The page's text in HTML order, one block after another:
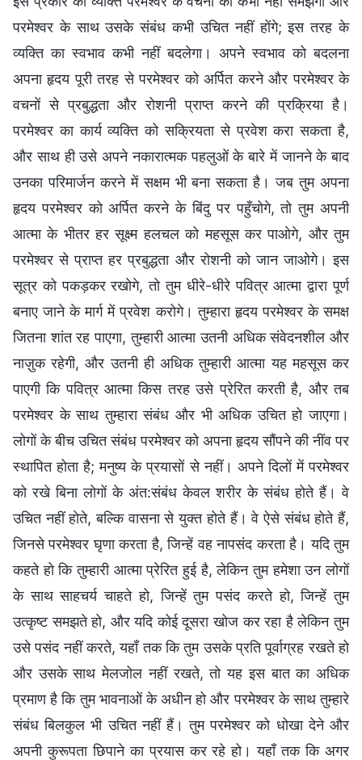
परमेश्वर के साथ उसके संबंध कभी उचित नहीं होंगे; इस तरह के
व्यक्ति का स्वभाव कभी नहीं बदलेगा। अपने स्वभाव को बदलना
अपना हृदय पूरी तरह से परमेश्वर को अर्पित करने और परमेश्वर के
वचनों से प्रबुद्धता और रोशनी प्राप्त करने की प्रक्रिया है।
परमेश्वर का कार्य व्यक्ति को सक्रियता से प्रवेश करा सकता है,
और साथ ही उसे अपने नकारात्मक पहलुओं के बारे में जानने के बाद
उनका परिमार्जन करने में सक्षम भी बना सकता है। जब तुम अपना
हृदय परमेश्वर को अर्पित करने के बिंदु पर पहुँचोगे, तो तुम अपनी
आत्मा के भीतर हर सूक्ष्म हलचल को महसूस कर पाओगे, और तुम
परमेश्वर से प्राप्त हर प्रबुद्धता और रोशनी को जान जाओगे। इस
सूत्र को पकड़कर रखोगे, तो तुम धीरे-धीरे पवित्र आत्मा द्वारा पूर्ण
बनाए जाने के मार्ग में प्रवेश करोगे। तुम्हारा हृदय परमेश्वर के समक्ष
जितना शांत रह पाएगा, तुम्हारी आत्मा उतनी अधिक संवेदनशील और
नाज़ुक रहेगी, और उतनी ही अधिक तुम्हारी आत्मा यह महसूस कर
पाएगी कि पवित्र आत्मा किस तरह उसे प्रेरित करती है, और तब
परमेश्वर के साथ तुम्हारा संबंध और भी अधिक उचित हो जाएगा।
लोगों के बीच उचित संबंध परमेश्वर को अपना हृदय सौंपने की नींव पर
स्थापित होता है; मनुष्य के प्रयासों से नहीं। अपने दिलों में परमेश्वर
को रखे बिना लोगों के अंत:संबंध केवल शरीर के संबंध होते हैं। वे
उचित नहीं होते, बल्कि वासना से युक्त होते हैं। वे ऐसे संबंध होते हैं,
जिनसे परमेश्वर घृणा करता है, जिन्हें वह नापसंद करता है। यदि तुम
कहते हो कि तुम्हारी आत्मा प्रेरित हुई है, लेकिन तुम हमेशा उन लोगों
के साथ साहचर्य चाहते हो, जिन्हें तुम पसंद करते हो, जिन्हें तुम
उत्कृष्ट समझते हो, और यदि कोई दूसरा खोज कर रहा है लेकिन तुम
उसे पसंद नहीं करते, यहाँ तक कि तुम उसके प्रति पूर्वाग्रह रखते हो
और उसके साथ मेलजोल नहीं रखते, तो यह इस बात का अधिक
प्रमाण है कि तुम भावनाओं के अधीन हो और परमेश्वर के साथ तुम्हारे
संबंध बिलकुल भी उचित नहीं हैं। तुम परमेश्वर को धोखा देने और
अपनी कुरूपता छिपाने का प्रयास कर रहे हो। यहाँ तक कि अगर